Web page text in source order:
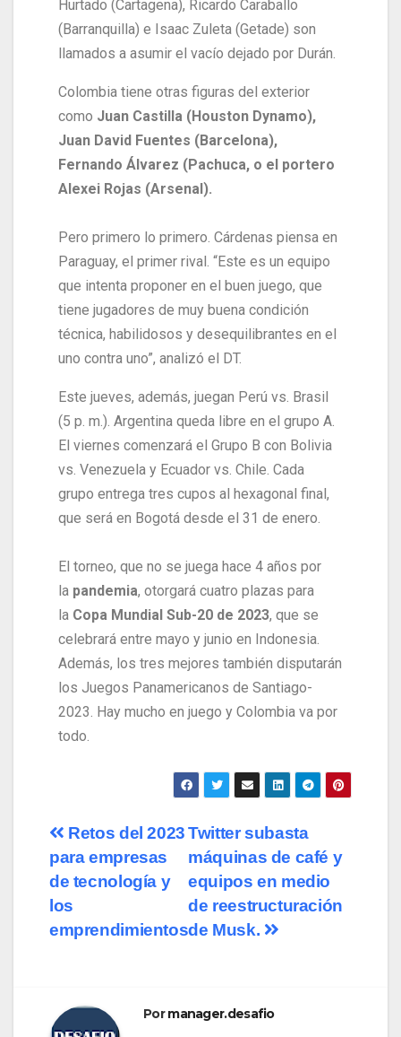
Hurtado (Cartagena), Ricardo Caraballo
(Barranquilla) e Isaac Zuleta (Getade) son
llamados a asumir el vacío dejado por Durán.
Colombia tiene otras figuras del exterior
como Juan Castilla (Houston Dynamo),
Juan David Fuentes (Barcelona),
Fernando Álvarez (Pachuca, o el portero
Alexei Rojas (Arsenal).
Pero primero lo primero. Cárdenas piensa en
Paraguay, el primer rival. “Este es un equipo
que intenta proponer en el buen juego, que
tiene jugadores de muy buena condición
técnica, habilidosos y desequilibrantes en el
uno contra uno”, analizó el DT.
Este jueves, además, juegan Perú vs. Brasil
(5 p. m.). Argentina queda libre en el grupo A.
El viernes comenzará el Grupo B con Bolivia
vs. Venezuela y Ecuador vs. Chile. Cada
grupo entrega tres cupos al hexagonal final,
que será en Bogotá desde el 31 de enero.
El torneo, que no se juega hace 4 años por
la pandemia, otorgará cuatro plazas para
la Copa Mundial Sub-20 de 2023, que se
celebrará entre mayo y junio en Indonesia.
Además, los tres mejores también disputarán
los Juegos Panamericanos de Santiago-
2023. Hay mucho en juego y Colombia va por
todo.
Twitter subasta
máquinas de café y
equipos en medio
de reestructuración
de Musk.
Retos del 2023
para empresas
de tecnología y
los
emprendimientos
Pormanager.desafio